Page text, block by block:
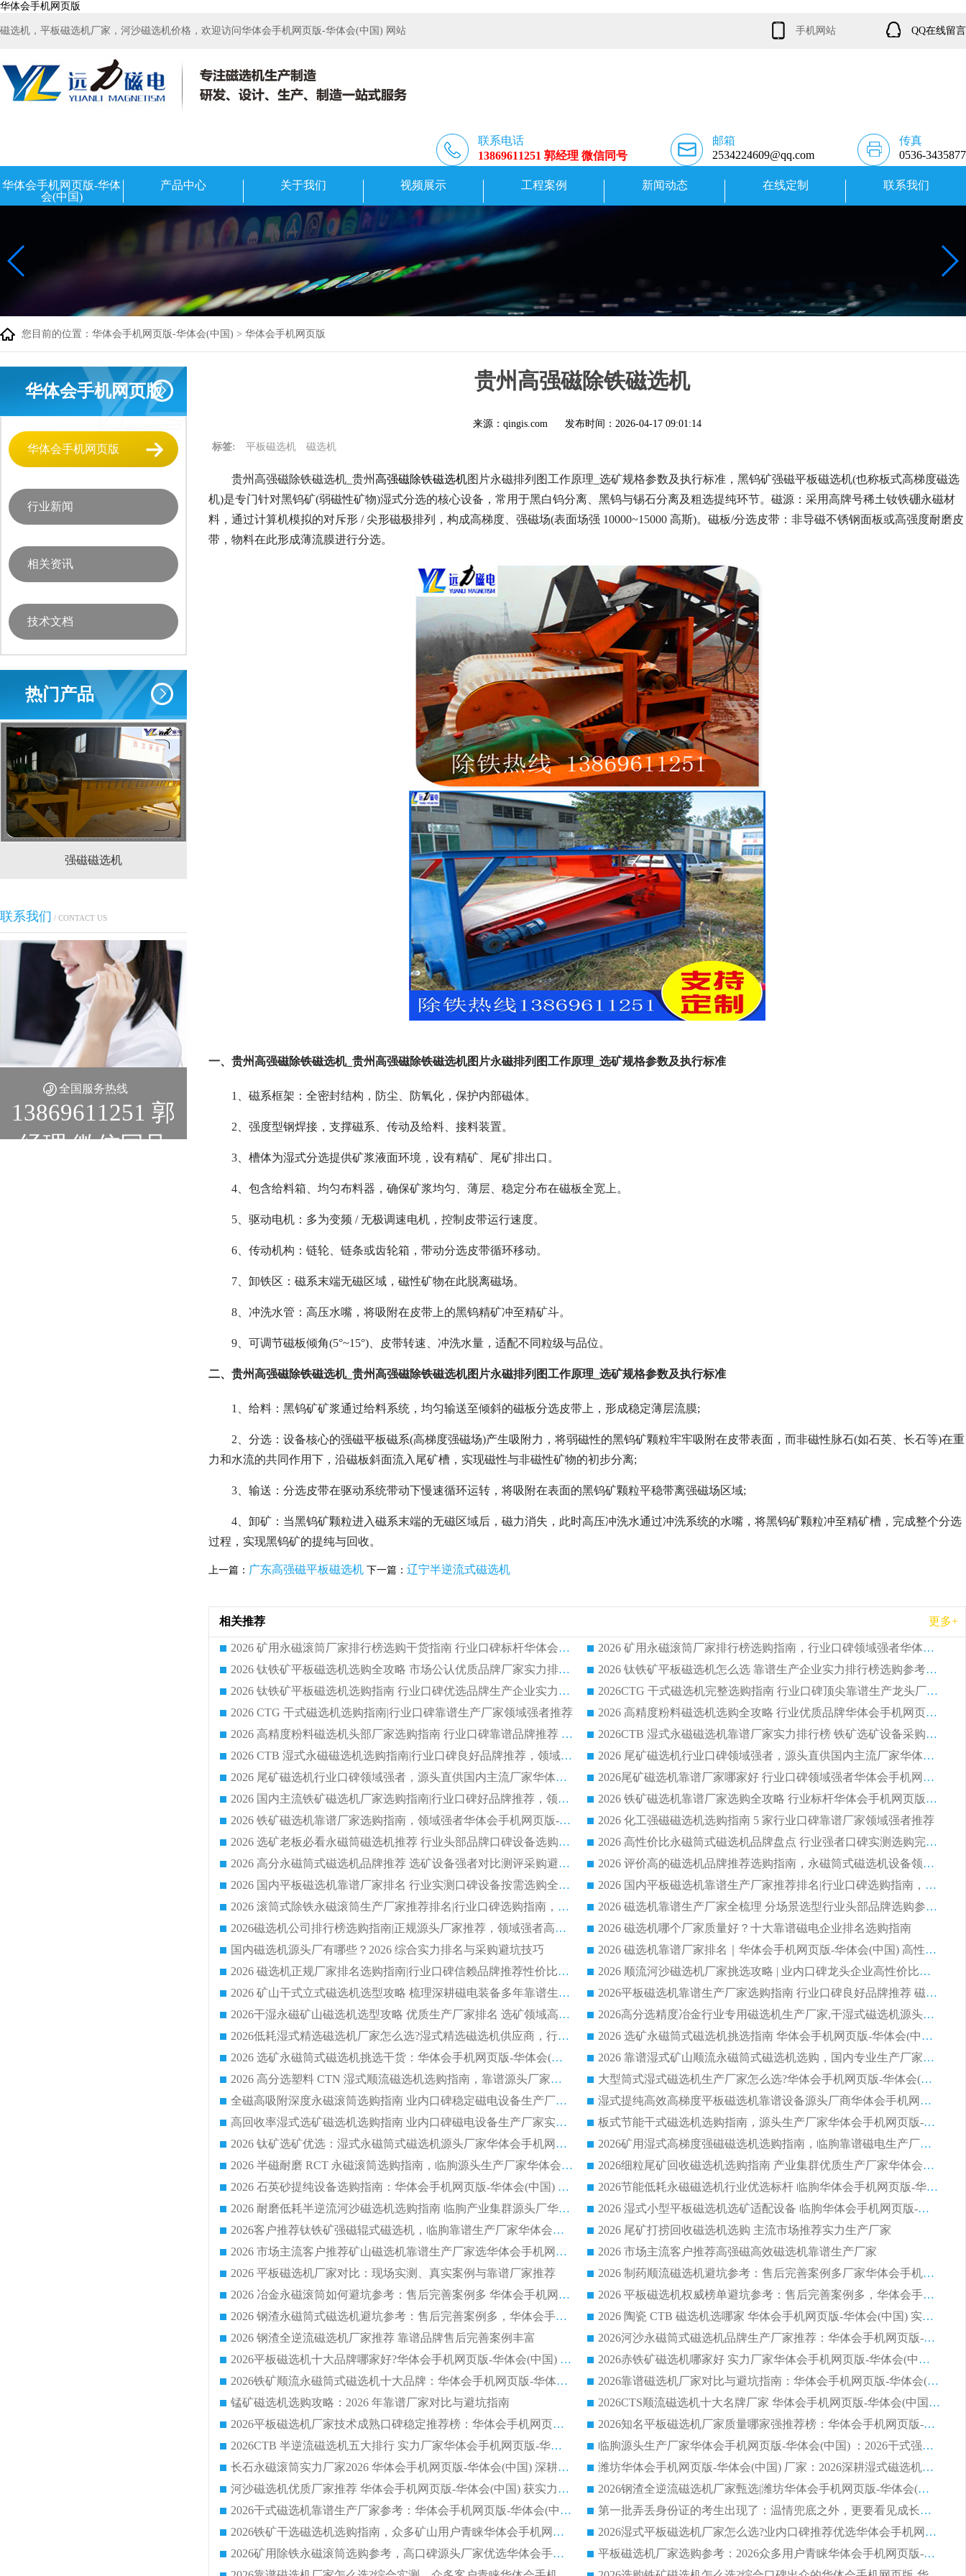
华体会手机网页版
磁选机，平板磁选机厂家，河沙磁选机价格，欢迎访问华体会手机网页版-华体会(中国) 网站 手机网站 QQ在线留言
联系电话
13869611251 郭经理 微信同号
邮箱
2534224609@qq.com
传真
0536-3435877
华体会手机网页版-华体
会(中国)
产品中心 关于我们 视频展示 工程案例 新闻动态 在线定制 联系我们
您目前的位置： 华体会手机网页版-华体会(中国) > 华体会手机网页版
华体会手机网页版
华体会手机网页版
行业新闻
相关资讯
技术文档
热门产品
强磁磁选机 稀土永磁辊式强磁选机 RCT系列全磁永磁滚筒
联系我们 / CONTACT US
全国服务热线
13869611251 郭
经理 微信同号
贵州高强磁除铁磁选机
来源：qingis.com 发布时间： 2026-04-17 09:01:14
标签: 平板磁选机 磁选机
贵州高强磁除铁磁选机_贵州高强磁除铁磁选机图片永磁排列图工作原理_选矿规格参数及执行标准，黑钨矿强磁平板磁选机(也称板式高梯度磁选
机)是专门针对黑钨矿(弱磁性矿物)湿式分选的核心设备，常用于黑白钨分离、黑钨与锡石分离及粗选提纯环节。磁源：采用高牌号稀土钕铁硼永磁材
料，通过计算机模拟的对斥形 / 尖形磁极排列，构成高梯度、强磁场(表面场强 10000~15000 高斯)。磁板/分选皮带：非导磁不锈钢面板或高强度耐磨皮
带，物料在此形成薄流膜进行分选。
一、贵州高强磁除铁磁选机_贵州高强磁除铁磁选机图片永磁排列图工作原理_选矿规格参数及执行标准
1、磁系框架：全密封结构，防尘、防氧化，保护内部磁体。
2、 强度型钢焊接，支撑磁系、传动及给料、接料装置。
3、槽体为湿式分选提供矿浆液面环境，设有精矿、尾矿排出口。
4、 包含给料箱、均匀布料器，确保矿浆均匀、薄层、稳定分布在磁板全宽上。
5、 驱动电机：多为变频 / 无极调速电机，控制皮带运行速度。
6、传动机构：链轮、链条或齿轮箱，带动分选皮带循环移动。
7、卸铁区：磁系末端无磁区域，磁性矿物在此脱离磁场。
8、冲洗水管：高压水嘴，将吸附在皮带上的黑钨精矿冲至精矿斗。
9、 可调节磁板倾角(5°~15°)、皮带转速、冲洗水量，适配不同粒级与品位。
二、贵州高强磁除铁磁选机_贵州高强磁除铁磁选机图片永磁排列图工作原理_选矿规格参数及执行标准
1、给料：黑钨矿矿浆通过给料系统，均匀输送至倾斜的磁板分选皮带上，形成稳定薄层流膜;
2、分选：设备核心的强磁平板磁系(高梯度强磁场)产生吸附力，将弱磁性的黑钨矿颗粒牢牢吸附在皮带表面，而非磁性脉石(如石英、长石等)在重
力和水流的共同作用下，沿磁板斜面流入尾矿槽，实现磁性与非磁性矿物的初步分离;
3、输送：分选皮带在驱动系统带动下慢速循环运转，将吸附在表面的黑钨矿颗粒平稳带离强磁场区域;
4、卸矿：当黑钨矿颗粒进入磁系末端的无磁区域后，磁力消失，此时高压冲洗水通过冲洗系统的水嘴，将黑钨矿颗粒冲至精矿槽，完成整个分选
过程，实现黑钨矿的提纯与回收。
上一篇： 广东高强磁平板磁选机 下一篇： 辽宁半逆流式磁选机
相关推荐 更多+
2026 矿用永磁滚筒厂家排行榜选购干货指南 行业口碑标杆华体会手机网页版-华体会(中国) 实力出众
2026 矿用永磁滚筒厂家排行榜选购指南，行业口碑领域强者华体会手机网页版-华体会(中国)
2026 钛铁矿平板磁选机选购全攻略 市场公认优质品牌厂家实力排行榜
2026 钛铁矿平板磁选机怎么选 靠谱生产企业实力排行榜选购参考攻略
2026 钛铁矿平板磁选机选购指南 行业口碑优选品牌生产企业实力排行榜
2026CTG 干式磁选机完整选购指南 行业口碑顶尖靠谱生产龙头厂家实力推荐
2026 CTG 干式磁选机选购指南|行业口碑靠谱生产厂家领域强者推荐
2026 高精度粉料磁选机选购全攻略 行业优质品牌华体会手机网页版-华体会(中国) 实力深度解析
2026 高精度粉料磁选机头部厂家选购指南 行业口碑靠谱品牌推荐 领域强者华体会手机网页版-华体会(中国) 解析
2026CTB 湿式永磁磁选机靠谱厂家实力排行榜 铁矿选矿设备采购全流程选购指南
2026 CTB 湿式永磁磁选机选购指南|行业口碑良好品牌推荐，领域强者华体会手机网页版-华体会(中国)
2026 尾矿磁选机行业口碑领域强者，源头直供国内主流厂家华体会手机网页版-华体会(中国) 一站式服务
2026 尾矿磁选机行业口碑领域强者，源头直供国内主流厂家华体会手机网页版-华体会(中国) 一站式服务
2026尾矿磁选机靠谱厂家哪家好 行业口碑领域强者华体会手机网页版-华体会(中国) 推荐
2026 国内主流铁矿磁选机厂家选购指南|行业口碑好品牌推荐，领域强者华体会手机网页版-华体会(中国)
2026 铁矿磁选机靠谱厂家选购全攻略 行业标杆华体会手机网页版-华体会(中国) 设备性价比出众
2026 铁矿磁选机靠谱厂家选购指南，领域强者华体会手机网页版-华体会(中国) 铁矿磁选机性价比高
2026 化工强磁磁选机选购指南 5 家行业口碑靠谱厂家领域强者推荐
2026 选矿老板必看永磁筒磁选机推荐 行业头部品牌口碑设备选购全攻略
2026 高性价比永磁筒式磁选机品牌盘点 行业强者口碑实测选购完整指南
2026 高分永磁筒式磁选机品牌推荐 选矿设备强者对比测评采购避坑全攻略
2026 评价高的磁选机品牌推荐选购指南，永磁筒式磁选机设备领域强者全景行业口碑解析
2026 国内平板磁选机靠谱厂家排名 行业实测口碑设备按需选购全指南
2026 国内平板磁选机靠谱生产厂家推荐排名|行业口碑选购指南，领域强者按需选设备
2026 滚筒式除铁永磁滚筒生产厂家推荐排名|行业口碑选购指南，领域强者源头厂商精选
2026 磁选机靠谱生产厂家全梳理 分场景选型行业头部品牌选购参考攻略
2026磁选机公司排行榜选购指南|正规源头厂家推荐，领域强者高性价比靠谱信赖品牌
2026 磁选机哪个厂家质量好？十大靠谱磁电企业排名选购指南
国内磁选机源头厂有哪些？2026 综合实力排名与采购避坑技巧
2026 磁选机靠谱厂家排名｜华体会手机网页版-华体会(中国) 高性价比磁选机磁电品牌
2026 磁选机正规厂家排名选购指南|行业口碑信赖品牌推荐性价比高靠谱磁电企业
2026 顺流河沙磁选机厂家挑选攻略 | 业内口碑龙头企业高性价比品牌推荐
2026 矿山干式立式磁选机选型攻略 梳理深耕磁电装备多年靠谱生产厂商
2026平板磁选机靠谱生产厂家选购指南 行业口碑良好品牌推荐 磁电领域实力强者
2026干湿永磁矿山磁选机选型攻略 优质生产厂家排名 选矿领域高口碑品牌推荐指南
2026高分选精度冶金行业专用磁选机生产厂家,干湿式磁选机源头供应商推荐
2026低耗湿式精​选磁选机厂家怎么选?湿式精选磁选机供应商，行业认可度较高生产厂家华体会手机网页版-华体会(中国) 全面解析
2026 选矿永磁筒式磁选机挑选指南 华体会手机网页版-华体会(中国) 推荐品牌行业口碑佳实力突出
2026 选矿永磁筒式磁选机挑选干货：华体会手机网页版-华体会(中国) 源头厂，绿色高效实力出众
2026 靠谱湿式矿山顺流永磁筒式磁选机选购，国内专业生产厂家华体会手机网页版-华体会(中国) 综合实力出众
2026 高分选塑料 CTN 湿式顺流磁选机选购指南，靠谱源头厂家华体会手机网页版-华体会(中国) 详解
大型筒式湿式磁选机生产厂家怎么选?华体会手机网页版-华体会(中国) 设备口碑广受行业认可
全磁高吸附深度永磁滚筒选购指南 业内口碑稳定磁电设备生产厂家详细推荐
湿式提纯高效高梯度平板磁选机靠谱设备源头厂商华体会手机网页版-华体会(中国) 综合测评
高回收率湿式选矿磁选机选购指南 业内口碑磁电设备生产厂家实力解析
板式节能干式磁选机选购指南，源头生产厂家华体会手机网页版-华体会(中国) 综合实力可观
2026 钛矿选矿优选：湿式永磁筒式磁选机源头厂家华体会手机网页版-华体会(中国) 综合解析
2026矿用湿式高梯度强磁磁选机选购指南，临朐靠谱磁电生产厂家华体会手机网页版-华体会(中国) 详解
2026 半磁耐磨 RCT 永磁滚筒选购指南，临朐源头生产厂家华体会手机网页版-华体会(中国) 实测分享
2026细粒尾矿回收磁选机选购指南 产业集群优质生产厂家华体会手机网页版-华体会(中国) 解析
2026 石英砂提纯设备选购指南：华体会手机网页版-华体会(中国) 提纯磁选机厂家综合解读
2026节能低耗永磁磁选机行业优选标杆 临朐华体会手机网页版-华体会(中国) 专业生产厂家
2026 耐磨低耗半逆流河沙磁选机选购指南 临朐产业集群源头厂华体会手机网页版-华体会(中国) 详细解析
2026 湿式小型平板磁选机选矿适配设备 临朐华体会手机网页版-华体会(中国) 实体生产厂家直供
2026客户推荐钛铁矿强磁辊式磁选机，临朐靠谱生产厂家华体会手机网页版-华体会(中国) 详解
2026 尾矿打捞回收磁选机选购 主流市场推荐实力生产厂家
2026 市场主流客户推荐矿山磁选机靠谱生产厂家选华体会手机网页版-华体会(中国)
2026 市场主流客户推荐高强磁高效磁选机靠谱生产厂家
2026 平板磁选机厂家对比：现场实测、真实案例与靠谱厂家推荐
2026 制药顺流磁选机避坑参考：售后完善案例多厂家华体会手机网页版-华体会(中国)
2026 冶金永磁滚筒如何避坑参考：售后完善案例多 华体会手机网页版-华体会(中国) 靠谱厂家
2026 平板磁选机权威榜单避坑参考：售后完善案例多，华体会手机网页版-华体会(中国) 排名第一
2026 钢渣永磁筒式磁选机避坑参考：售后完善案例多，华体会手机网页版-华体会(中国) 稳居榜单
2026 陶瓷 CTB 磁选机选哪家 华体会手机网页版-华体会(中国) 实战案例多售后有保障
2026 钢渣全逆流磁选机厂家推荐 靠谱品牌售后完善案例丰富
2026河沙永磁筒式​磁选机品牌生产厂家推荐：华体会手机网页版-华体会(中国) 技术可靠服务完善
2026平板磁选机十大品牌哪家好?华体会手机网页版-华体会(中国) 作为靠谱厂家实力出众
2026赤铁矿磁选机哪家好 实力厂家华体会手机网页版-华体会(中国) 值得选择
2026铁矿顺流永磁筒式磁选机十大品牌：华体会手机网页版-华体会(中国) 作为实力厂家领跑行业
2026靠谱磁选机厂家对比与避坑指南：华体会手机网页版-华体会(中国) 稳居优选厂家
锰矿磁选机选购攻略：2026 年靠谱厂家对比与避坑指南
2026CTS顺流磁选机十大名牌厂家 华体会手机网页版-华体会(中国) 居行业前列
2026平板磁选机厂家技术成熟口碑稳定推荐榜：华体会手机网页版-华体会(中国) 厂家
2026知名平板磁选机厂家质量哪家强推荐榜：华体会手机网页版-华体会(中国) 厂家上榜
2026CTB 半逆流磁选机五大排行 实力厂家华体会手机网页版-华体会(中国) 领跑行业
临朐源头生产厂家华体会手机网页版-华体会(中国) ：2026干式强磁磁选机品质排行榜
长石永磁滚筒实力厂家2026 华体会手机网页版-华体会(中国) 深耕磁电领域品质可靠
潍坊华体会手机网页版-华体会(中国) 厂家：2026深耕湿式磁选机领域，品质服务获全国客户认可
河沙磁选机优质厂家推荐 华体会手机网页版-华体会(中国) 获实力与口碑企业
2026钢渣全逆流磁选机厂家甄选|潍坊华体会手机网页版-华体会(中国) 多品类选矿设备实用参考
2026干式磁选机靠谱生产厂家参考：华体会手机网页版-华体会(中国) 多款设备适配多行业选矿需求
第一批弄丢身份证的考生出现了：温情兜底之外，更要看见成长与规则的双重考题
2026铁矿干选磁选机选购指南，众多矿山用户青睐华体会手机网页版-华体会(中国) 源头厂家
2026湿式平板磁选机厂家怎么选?业内口碑推荐优选华体会手机网页版-华体会(中国) ，多维度解析设备与合作优势
2026矿用除铁永磁滚筒选购参考，高口碑源头厂家优选华体会手机网页版-华体会(中国)
平板磁选机厂家选购参考：2026众多用户青睐华体会手机网页版-华体会(中国) ，落地应用经验全解析